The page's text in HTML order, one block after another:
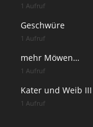
1 Aufruf
Geschwüre
1 Aufruf
mehr Möwen…
1 Aufruf
Kater und Weib III
1 Aufruf